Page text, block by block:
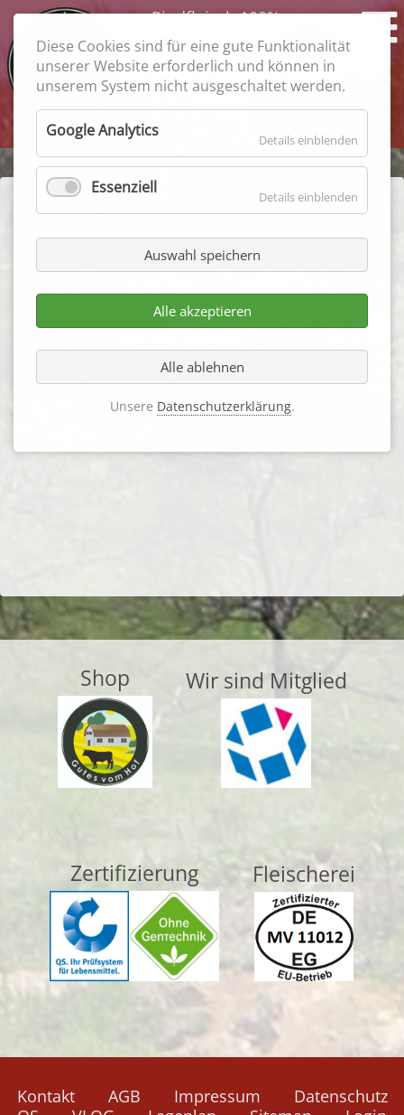
Rindfleisch 100%
Feiner Geschmack
garantiert
Suchbegriffe
Aktuelles
Shop Wir sind Mitglied
Zertifizierung Fleischerei
Navigation
Kontakt AGB Impressum
Datenschutz
Diese Cookies sind für eine gute Funktionalität
unserer Website erforderlich und können in
unserem System nicht ausgeschaltet werden.
Google Analytics Details einblenden
Essenziell Details einblenden
Auswahl speichern
Alle akzeptieren
Alle ablehnen
Unsere Datenschutzerklärung.